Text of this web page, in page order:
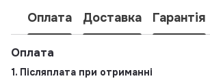
Оплата Доставка Гарантія
Оплата
1. Післяплата при отриманні